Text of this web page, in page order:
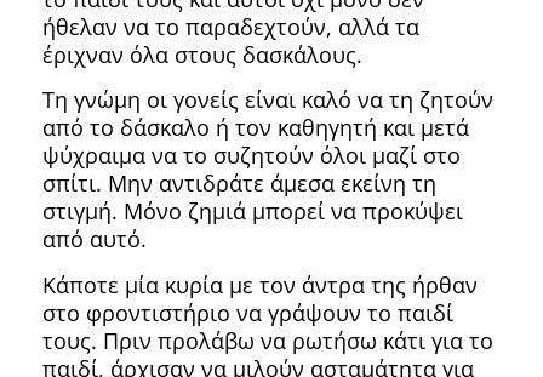
ήθελαν να το παραδεχτούν, αλλά τα
έριχναν όλα στους δασκάλους.
Τη γνώμη οι γονείς είναι καλό να τη ζητούν
από το δάσκαλο ή τον καθηγητή και μετά
ψύχραιμα να το συζητούν όλοι μαζί στο
σπίτι. Μην αντιδράτε άμεσα εκείνη τη
στιγμή. Μόνο ζημιά μπορεί να προκύψει
από αυτό.
Κάποτε μία κυρία με τον άντρα της ήρθαν
στο φροντιστήριο να γράψουν το παιδί
τους. Πριν προλάβω να ρωτήσω κάτι για το
παιδί, άρχισαν να μιλούν ασταμάτητα για